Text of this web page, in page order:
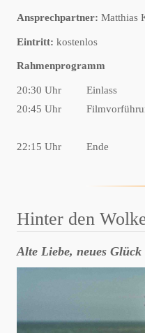
Ansprechpartner: Matthias
Eintritt: kostenlos
Rahmenprogramm
20:30 Uhr
Einlass
20:45 Uhr
22:15 Uhr Ende
Hinter den
Alte Liebe, neues Glück